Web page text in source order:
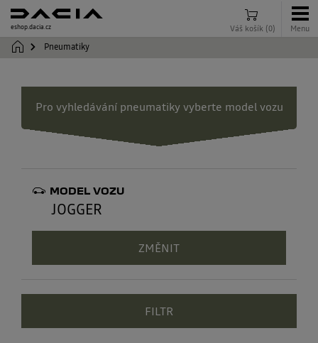
eshop.dacia.cz Váš košík (0) Menu
Pneumatiky
Pro vyhledávání pneumatiky vyberte model vozu
MODEL VOZU
JOGGER
ZMĚNIT
FILTR